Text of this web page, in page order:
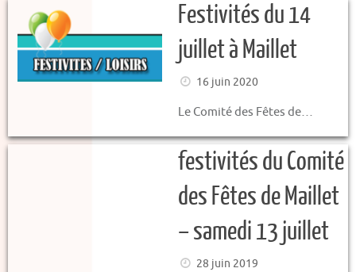
Festivités du 14
juillet à Maillet
16 juin 2020
Le Comité des Fêtes de…
festivités du Comité
des Fêtes de Maillet
– samedi 13 juillet
28 juin 2019